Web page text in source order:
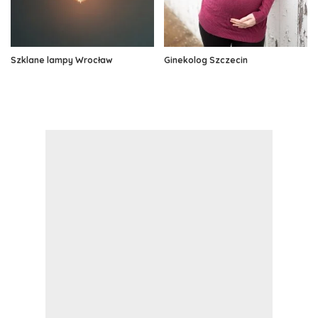
Szklane lampy Wrocław Ginekolog Szczecin